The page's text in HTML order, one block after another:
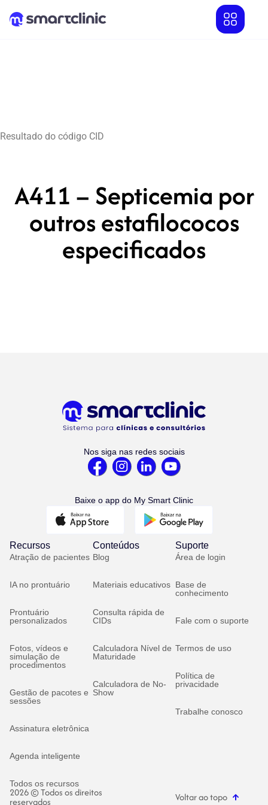
Resultado do código CID
A411 – Septicemia por
outros estafilococos
especificados
Nos siga nas redes sociais
Baixe o app do My Smart Clinic
Recursos
Atração de pacientes
IA no prontuário
Prontuário
personalizados
Fotos, vídeos e
simulação de
procedimentos
Gestão de pacotes e
sessões
Assinatura eletrônica
Agenda inteligente
Todos os recursos
Conteúdos
Blog
Materiais educativos
Consulta rápida de
CIDs
Calculadora Nível de
Maturidade
Calculadora de No-
Show
Suporte
Área de login
Base de
conhecimento
Fale com o suporte
Termos de uso
Política de
privacidade
Trabalhe conosco
2026 © Todos os direitos
reservados Voltar ao topo